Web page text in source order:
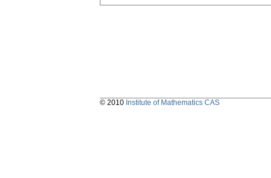
© 2010 Institute of Mathematics CAS